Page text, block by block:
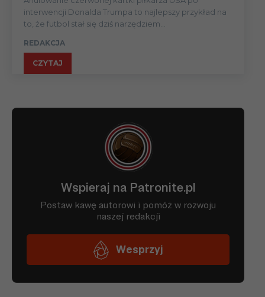
interwencji Donalda Trumpa to najlepszy przykład na
to, że futbol stał się dziś narzędziem...
REDAKCJA
CZYTAJ